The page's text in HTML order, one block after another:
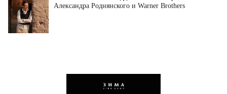
Александра Роднянского и Warner Brothers